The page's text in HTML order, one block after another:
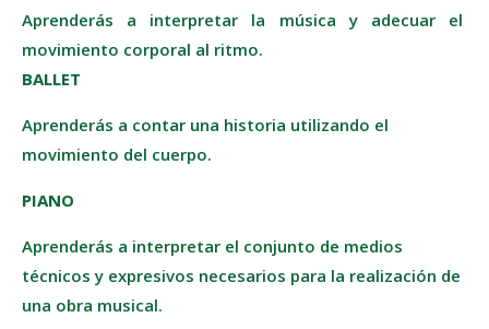
Aprenderás a interpretar la música y adecuar el
movimiento corporal al ritmo.
BALLET
Aprenderás a contar una historia utilizando el
movimiento del cuerpo.
PIANO
Aprenderás a interpretar el conjunto de medios
técnicos y expresivos necesarios para la realización de
una obra musical.